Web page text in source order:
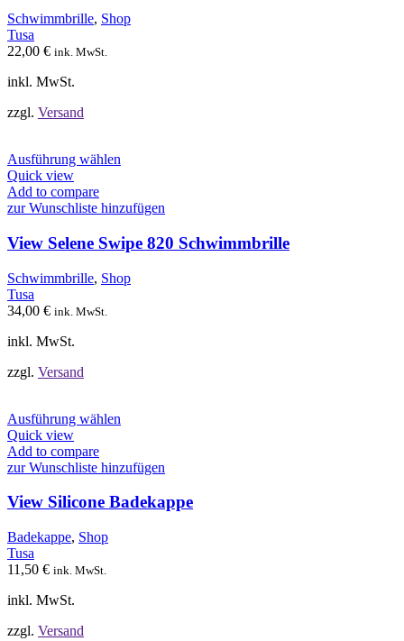
Optionen
können
Schwimmbrille, Shop
Tusa
22,00 € ink. MwSt.
inkl. MwSt.
zzgl. Versand
Ausführung wählen
mehrere
auf.
Die
können
Quick view
Add to compare
zur Wunschliste hinzufügen
View Selene Swipe 820 Schwimmbrille
Schwimmbrille, Shop
Tusa
34,00 € ink. MwSt.
inkl. MwSt.
zzgl. Versand
Ausführung wählen
mehrere
auf.
Quick view
Add to compare
zur Wunschliste hinzufügen
View Silicone Badekappe
Badekappe, Shop
Tusa
11,50 € ink. MwSt.
inkl. MwSt.
zzgl. Versand